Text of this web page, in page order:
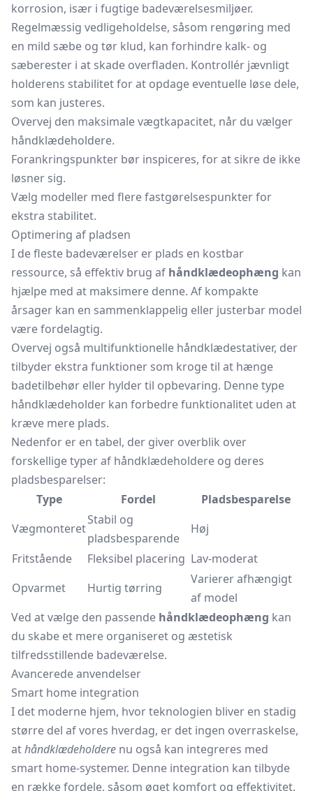
korrosion, især i fugtige badeværelsesmiljøer.
Regelmæssig vedligeholdelse, såsom rengøring med
en mild sæbe og tør klud, kan forhindre kalk- og
sæberester i at skade overfladen. Kontrollér jævnligt
holderens stabilitet for at opdage eventuelle løse dele,
som kan justeres.
Overvej den maksimale vægtkapacitet, når du vælger
håndklædeholdere.
Forankringspunkter bør inspiceres, for at sikre de ikke
løsner sig.
Vælg modeller med flere fastgørelsespunkter for
ekstra stabilitet.
Optimering af pladsen
I de fleste badeværelser er plads en kostbar
ressource, så effektiv brug af håndklædeophæng kan
hjælpe med at maksimere denne. Af kompakte
årsager kan en sammenklappelig eller justerbar model
være fordelagtig.
Overvej også multifunktionelle håndklædestativer, der
tilbyder ekstra funktioner som kroge til at hænge
badetilbehør eller hylder til opbevaring. Denne type
håndklædeholder kan forbedre funktionalitet uden at
kræve mere plads.
Nedenfor er en tabel, der giver overblik over
forskellige typer af håndklædeholdere og deres
pladsbesparelser:
Type
Fordel
Pladsbesparelse
Vægmonteret
Stabil og
pladsbesparende
Høj
Fritstående
Fleksibel placering Lav-moderat
Opvarmet
Hurtig tørring
Varierer afhængigt
af model
Ved at vælge den passende håndklædeophæng kan
du skabe et mere organiseret og æstetisk
tilfredsstillende badeværelse.
Avancerede anvendelser
Smart home integration
I det moderne hjem, hvor teknologien bliver en stadig
større del af vores hverdag, er det ingen overraskelse,
athåndklædeholdere nu også kan integreres med
smart home-systemer. Denne integration kan tilbyde
en række fordele, såsom øget komfort og effektivitet.